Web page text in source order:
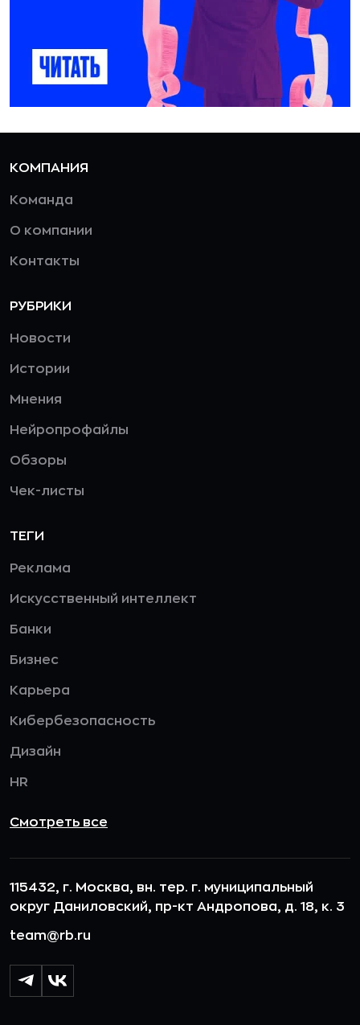
КОМПАНИЯ
Команда
О компании
Контакты
РУБРИКИ
Новости
Истории
Мнения
Нейропрофайлы
Обзоры
Чек-листы
ТЕГИ
Реклама
Искусственный интеллект
Банки
Бизнес
Карьера
Кибербезопасность
Дизайн
HR
Смотреть все
115432, г. Москва, вн. тер. г. муниципальный
округ Даниловский, пр-кт Андропова, д. 18, к. 3
team@rb.ru